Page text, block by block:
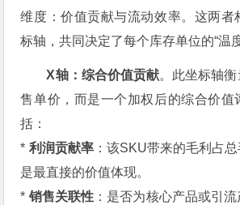
维度：价值贡献与流动效率。这两者
标轴，共同决定了每个库存单位的“温度
X轴：综合价值贡献。此坐标轴
售单价，而是一个加权后的综合价值
括：
* 利润贡献率：该SKU带来的毛利占
是最直接的价值体现。
* 销售关联性 ：是否为核心产品或引